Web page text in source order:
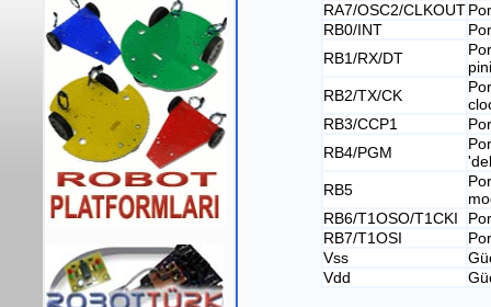
RA7/OSC2/CLKOUT
RB0/INT
RB1/RX/DT
pini
RB2/TX/CK
RB3/CCP1
RB4/PGM
RB5
RB6/T1OSO/T1CKI
RB7/T1OSI
Vss
Vdd